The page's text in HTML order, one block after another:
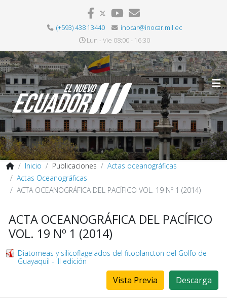
(+593) 438 13440
inocar@inocar.mil.ec
Lun - Vie 08:00 - 16:30
Inicio Publicaciones
Actas oceanográficas
Actas Oceanográficas
ACTA OCEANOGRÁFICA DEL PACÍFICO VOL. 19 Nº 1 (2014)
ACTA OCEANOGRÁFICA DEL PACÍFICO
VOL. 19 Nº 1 (2014)
Diatomeas y silicoflagelados del fitoplancton del Golfo de
Guayaquil - III edición
Descarga
Vista Previa